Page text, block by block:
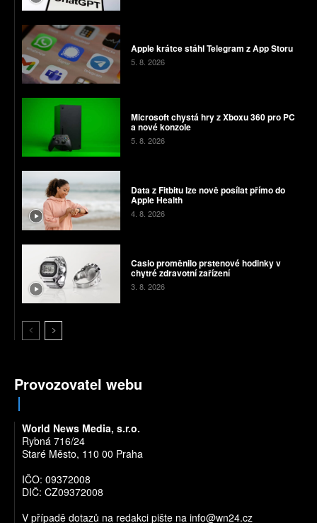
Apple krátce stáhl Telegram z App Storu
5. 8. 2026
Microsoft chystá hry z Xboxu 360 pro PC
a nové konzole
5. 8. 2026
Data z Fitbitu lze nově posílat přímo do
Apple Health
4. 8. 2026
Casio proměnilo prstenové hodinky v
chytré zdravotní zařízení
3. 8. 2026
Provozovatel webu
World News Media, s.r.o.
Rybná 716/24
Staré Město, 110 00 Praha
IČO: 09372008
DIČ: CZ09372008
V případě dotazů na redakci pište na info@wn24.cz